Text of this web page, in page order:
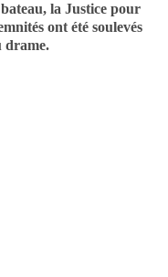
la Justice pour
ont été soulevés
drame.